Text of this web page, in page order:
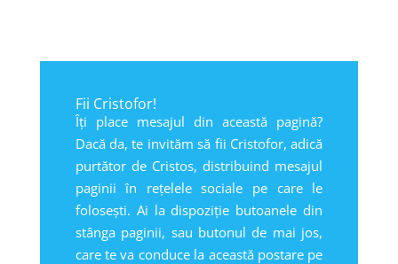
Fii Cristofor!
Îți place mesajul din această pagină?
Dacă da, te invităm să fii Cristofor, adică
purtător de Cristos, distribuind mesajul
paginii în rețelele sociale pe care le
folosești. Ai la dispoziție butoanele din
stânga paginii, sau butonul de mai jos,
care te va conduce la această postare pe